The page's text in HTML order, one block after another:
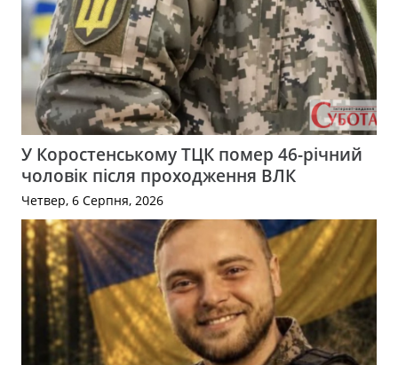
У Коростенському ТЦК помер 46-річний
чоловік після проходження ВЛК
Четвер, 6 Серпня, 2026